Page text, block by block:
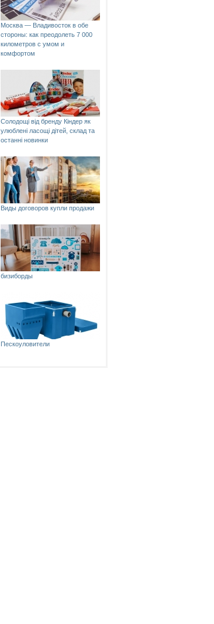
Москва — Владивосток в обе
стороны: как преодолеть 7 000
километров с умом и
комфортом
Солодощі від бренду Кіндер як
улюблені ласощі дітей, склад та
останні новинки
Виды договоров купли продажи
бизиборды
Пескоуловители